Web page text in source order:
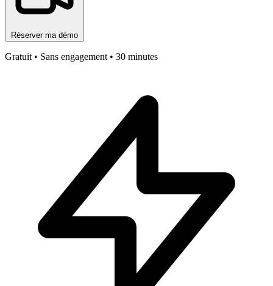
Réserver ma démo
Gratuit • Sans engagement • 30 minutes